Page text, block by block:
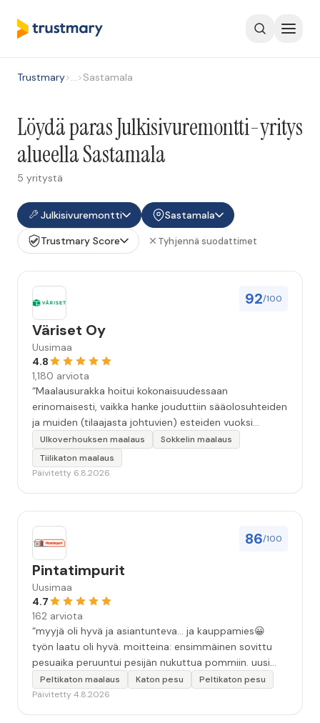
Trustmary>…>Sastamala
Löydä paras Julkisivuremontti-yritys
alueella Sastamala
5 yritystä
Julkisivuremontti
Sastamala
Trustmary Score
Tyhjennä suodattimet
92/100
Väriset Oy
Uusimaa
4.8
1,180 arviota
“Maalausurakka hoitui kokonaisuudessaan
erinomaisesti, vaikka hanke jouduttiin sääolosuhteiden
ja muiden (tilaajasta johtuvien) esteiden vuoksi
keskeyttämään n. 3 viikoksi. Maalaistulos on oikein
hyvä, yhteydenpito erinomaista, jälkityöt tehtiin
huolellisesti. Suosittelen. Erityiskiitos itse maalareille:
Ulkoverhouksen maalaus
Sokkelin maalaus
Tiilikaton maalaus
Päivitetty 6.8.2026
86/100
Pintatimpurit
Uusimaa
4.7
162 arviota
“myyjä oli hyvä ja asiantunteva... ja kauppamies😀
työn laatu oli hyvä. moitteina: ensimmäinen sovittu
pesuaika peruuntui pesijän nukuttua pommiin. uusi
aika piti ja työn jälki oikein hyvää ja osaavaa. toinen
murhe tuli koska olimme matkoilla ja jossain
Peltikaton maalaus Katon pesu
Peltikaton pesu
Päivitetty 4.8.2026